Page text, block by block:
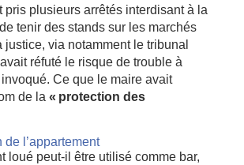
pris plusieurs arrêtés interdisant à la
tenir des stands sur les marchés
via notamment le tribunal
réfuté le risque de trouble à
invoqué. Ce que le maire avait
de la « protection des
de l’appartement
loué peut-il être utilisé comme bar,